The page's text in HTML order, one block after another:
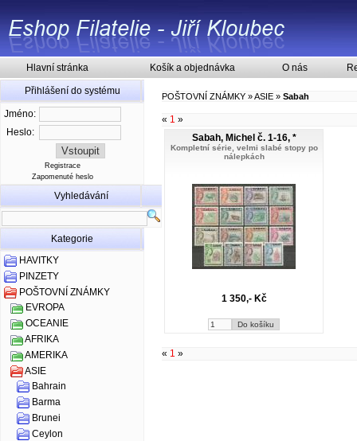
Hlavní stránka Košík a objednávka O nás
Přihlášení do systému
Jméno:
Heslo:
Registrace
Zapomenuté heslo
Vyhledávání
Kategorie
HAVITKY
PINZETY
POŠTOVNÍ ZNÁMKY
EVROPA
OCEANIE
AFRIKA
AMERIKA
ASIE
Bahrain
Barma
Brunei
Ceylon
POŠTOVNÍ ZNÁMKY »ASIE » Sabah
« 1 »
Sabah, Michel č. 1-16, *
Kompletní série, velmi slabé stopy po
nálepkách
1 350,- Kč
« 1 »